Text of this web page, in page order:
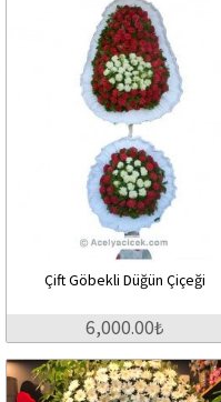
Çift Göbekli Düğün Çiçeği
6,000.00₺